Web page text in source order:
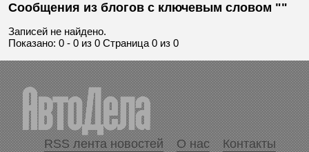
Сообщения из блогов с ключевым словом ""
Записей не найдено.
Показано: 0 - 0 из 0 Страница 0 из 0
RSS лента новостей О нас
Контакты